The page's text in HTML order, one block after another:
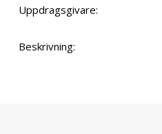
Uppdragsgivare:
Beskrivning: